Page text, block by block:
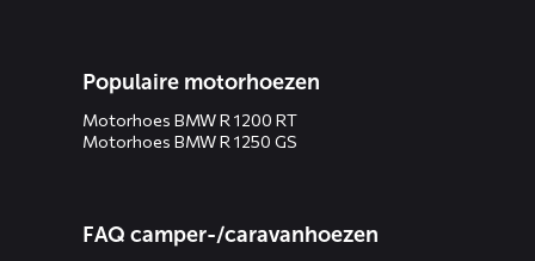
Populaire motorhoezen
Motorhoes BMW R 1200 RT
Motorhoes BMW R 1250 GS
FAQ camper-/caravanhoezen